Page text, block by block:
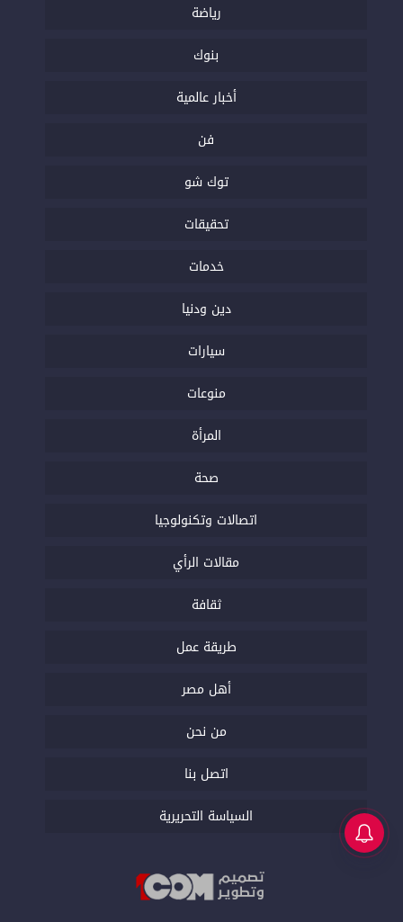
رياضة
بنوك
أخبار عالمية
فن
توك شو
تحقيقات
خدمات
دين ودنيا
سيارات
منوعات
المرأة
صحة
اتصالات وتكنولوجيا
مقالات الرأي
ثقافة
طريقة عمل
أهل مصر
من نحن
اتصل بنا
السياسة التحريرية